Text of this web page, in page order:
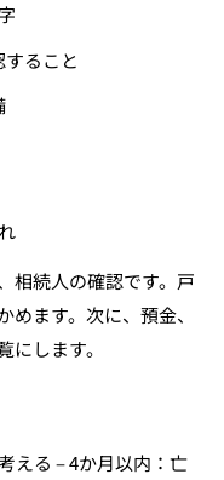
ること
相続人の確認です。戸
ます。次に、預金、
します。
える – 4か月以内：亡